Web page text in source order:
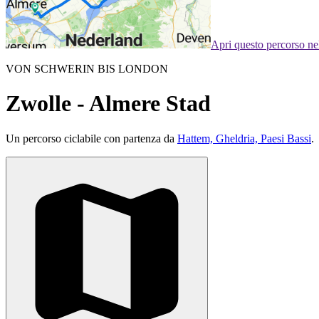
Apri questo percorso
VON SCHWERIN BIS LONDON
Zwolle - Almere Stad
Un percorso ciclabile con partenza da Hattem, Gheldria, Paesi Bassi.